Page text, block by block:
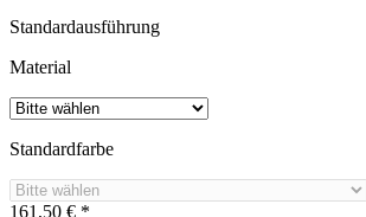
Standardausführung
Material
Standardfarbe
161,50 € *